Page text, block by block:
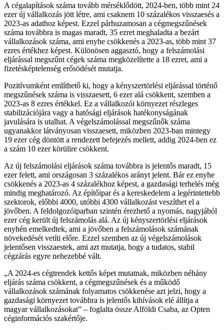
A cégalapítások száma tovább mérséklődött, 2024-ben, több mint 24
ezer új vállalkozás jött létre, ami csaknem 10 százalékos visszaesés a
2023-as adathoz képest. Ezzel párhuzamosan a cégmegszűnések
száma továbbra is magas maradt, 35 ezret meghaladta a bezárt
vállalkozások száma, ami enyhe csökkenés a 2023-as, több mint 37
ezres értékhez képest. Különösen aggasztó, hogy a felszámolási
eljárással megszűnt cégek száma megközelítette a 18 ezret, ami a
fizetésképtelenség erősödését mutatja.
Pozitívumként említhető ki, hogy a kényszertörlési eljárással történő
megszűnések száma is visszaesett, 6 ezer alá csökkent, szemben a
2023-as 8 ezres értékkel. Ez a vállalkozói környezet részleges
stabilizációjára vagy a hatósági eljárások hatékonyságának
javulására is utalhat. A végelszámolással megszűnők száma
ugyanakkor látványosan visszaesett, miközben 2023-ban mintegy
19 ezer cég döntött a rendezett befejezés mellett, addig 2024-ben ez
a szám 10 ezer körülire csökkent.
Az új felszámolási eljárások száma továbbra is jelentős maradt, 15
ezer felett, ami országosan 3 százalékos arányt jelent. Bár ez enyhe
csökkenés a 2023-as 4 százalékhoz képest, a gazdasági terhelés még
mindig meghatározó. Az építőipar és a kereskedelem a legérintettebb
szektorok, előbbi 4000, utóbbi 4300 vállalkozást veszíthet el a
jövőben. A feldolgozóiparban szintén érezhető a nyomás, nagyjából
ezer cég került új felszámolás alá. Az új kényszertörlési eljárások
enyhén emelkedtek, ami a jövőben a felszámolások számának
növekedését vetíti előre. Ezzel szemben az új végelszámolások
jelentősen visszaestek, ami azt mutatja, hogy a tudatos, stabil
cégzárás egyre nehezebbé vált.
A 2024-es cégtrendek kettős képet mutatnak, miközben néhány
eljárás száma csökkent, a cégmegszűnések és a működő
vállalkozások számának folyamatos csökkenése azt jelzi, hogy a
gazdasági környezet továbbra is jelentős kihívások elé állítja a
magyar vállalkozásokat
– foglalta össze Alföldi Csaba, az Opten
céginformációs szakértője.